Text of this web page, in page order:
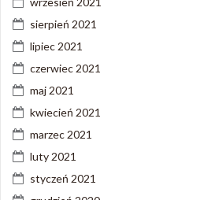
sierpień 2021
lipiec 2021
czerwiec 2021
maj 2021
kwiecień 2021
marzec 2021
luty 2021
styczeń 2021